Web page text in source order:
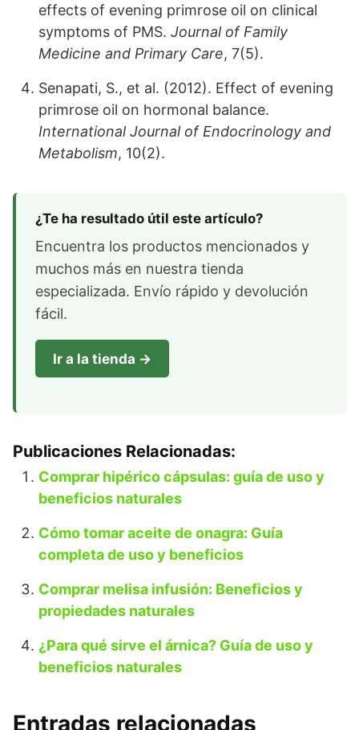
effects of evening primrose oil on clinical
symptoms of PMS. Journal of Family
Medicine and Primary Care, 7(5).
Senapati, S., et al. (2012). Effect of evening
primrose oil on hormonal balance.
International Journal of Endocrinology and
Metabolism, 10(2).
¿Te ha resultado útil este artículo?
Encuentra los productos mencionados y
muchos más en nuestra tienda
especializada. Envío rápido y devolución
fácil.
Ir a la tienda →
Publicaciones Relacionadas:
Comprar hipérico cápsulas: guía de uso y
beneficios naturales
Cómo tomar aceite de onagra: Guía
completa de uso y beneficios
Comprar melisa infusión: Beneficios y
propiedades naturales
¿Para qué sirve el árnica? Guía de uso y
beneficios naturales
Entradas relacionadas